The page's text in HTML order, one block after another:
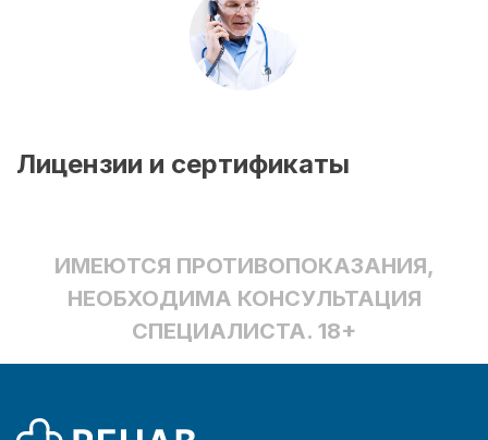
Лицензии и сертификаты
ИМЕЮТСЯ ПРОТИВОПОКАЗАНИЯ,
НЕОБХОДИМА КОНСУЛЬТАЦИЯ
СПЕЦИАЛИСТА. 18+